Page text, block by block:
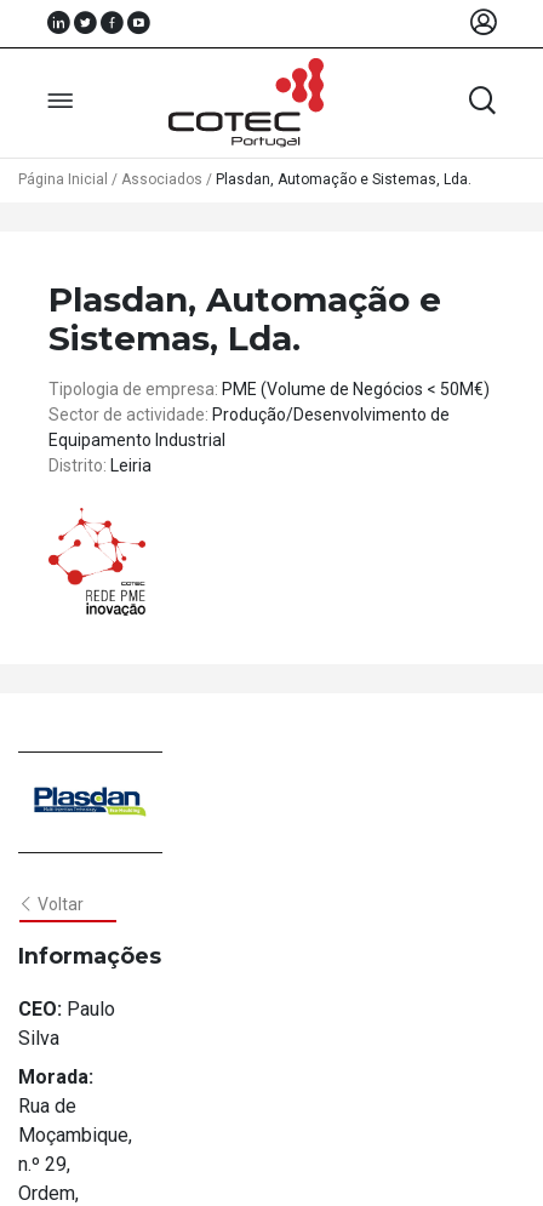
Associados
Recursos
Notícias
Eventos
Projectos
Página Inicial / Associados / Plasdan, Automação e Sistemas, Lda.
Plasdan, Automação e
Sistemas, Lda.
Tipologia de empresa: PME (Volume de Negócios < 50M€)
Sector de actividade: Produção/Desenvolvimento de
Equipamento Industrial
Distrito: Leiria
Voltar
Informações
CEO: Paulo
Silva
Morada:
Rua de
Moçambique,
n.º 29,
Ordem,